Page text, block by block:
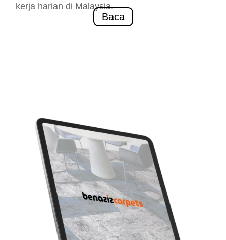
kerja harian di Malaysia.
Baca